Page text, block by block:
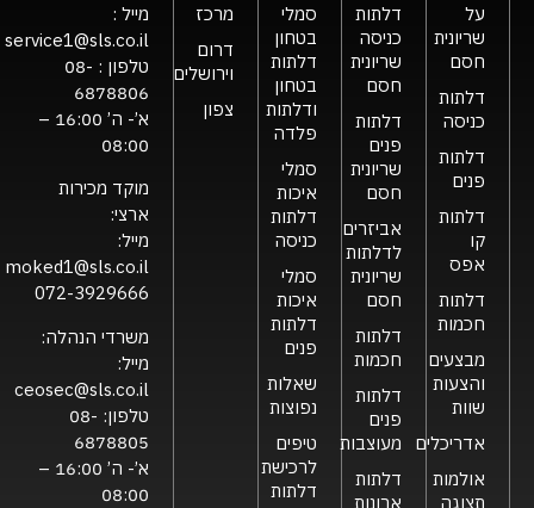
על
שריונית
חסם
דלתות
כניסה
דלתות
פנים
דלתות
קו
אפס
דלתות
חכמות
מבצעים
והצעות
שוות
אדריכלים
אולמות
תצוגה
דלתות
כניסה
שריונית
חסם
דלתות
פנים
שריונית
חסם
אביזרים
לדלתות
שריונית
חסם
דלתות
חכמות
דלתות
פנים
מעוצבות
דלתות
ארונות
סמלי
בטחון
דלתות
בטחון
ודלתות
פלדה
סמלי
איכות
דלתות
כניסה
סמלי
איכות
דלתות
פנים
שאלות
נפוצות
טיפים
לרכישת
דלתות
מרכז
דרום
וירושלים
צפון
מייל :
service1@sls.co.il
טלפון : 08-
6878806
א’- ה’ 16:00 –
08:00
מוקד מכירות
ארצי:
מייל:
moked1@sls.co.il
072-3929666
משרדי הנהלה:
מייל:
ceosec@sls.co.il
טלפון: 08-
6878805
א’- ה’ 16:00 –
08:00